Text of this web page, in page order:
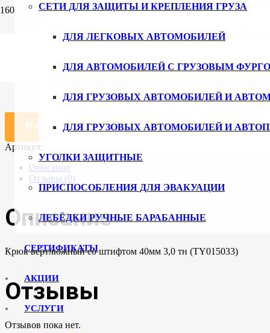
ВладивостокВолгоград ВоронежЕкатеринбург
ПетербургУльяновскУфаХабаровскЧебоксары
СЕТИ ДЛЯ ЗАЩИТЫ И КРЕПЛЕНИЯ ГРУЗА
ДЛЯ ЛЕГКОВЫХ АВТОМОБИЛЕЙ
ДЛЯ АВТОМОБИЛЕЙ С ГРУЗОВЫМ
ДЛЯ ГРУЗОВЫХ АВТОМОБИЛЕЙ И
ДЛЯ ГРУЗОВЫХ АВТОМОБИЛЕЙ И
УГОЛКИ ЗАЩИТНЫЕ
ПРИСПОСОБЛЕНИЯ ДЛЯ ЭВАКУАЦИИ
ЛЕБЁДКИ РУЧНЫЕ БАРАБАННЫЕ
СЕРТИФИКАТЫ
АКЦИИ
УСЛУГИ
Количество товара Крюк вертлюжный со штифтом
В корзину
Артикул: TY015033
Описание
Отзывы (0)
Описание
Крюк вертлюжный со штифтом 40мм 3,0 тн (TY015033)
Отзывы
Отзывов пока нет.